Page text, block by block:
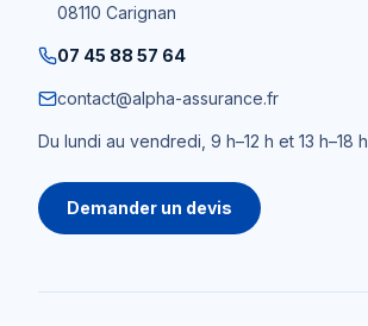
08110 Carignan
07 45 88 57 64
contact@alpha-assurance.fr
Du lundi au vendredi, 9 h–12 h et 13 h–18 h
Demander un devis